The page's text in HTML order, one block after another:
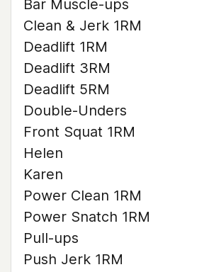
Bar Muscle-ups
Clean & Jerk 1RM
Deadlift 1RM
Deadlift 3RM
Deadlift 5RM
Double-Unders
Front Squat 1RM
Helen
Karen
Power Clean 1RM
Power Snatch 1RM
Pull-ups
Push Jerk 1RM